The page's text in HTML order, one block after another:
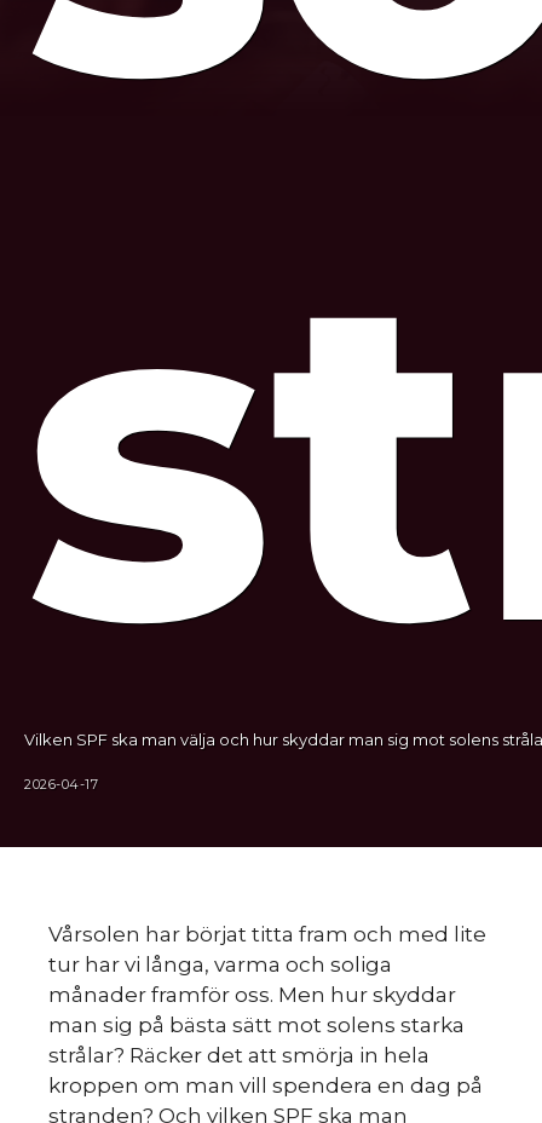
Vilken SPF ska man välja och hur skyddar man sig mot solens
2026-04-17
Vårsolen har börjat titta fram och med lite
tur har vi långa, varma och soliga
månader framför oss. Men hur skyddar
man sig på bästa sätt mot solens starka
strålar? Räcker det att smörja in hela
kroppen om man vill spendera en dag på
stranden? Och vilken SPF ska man